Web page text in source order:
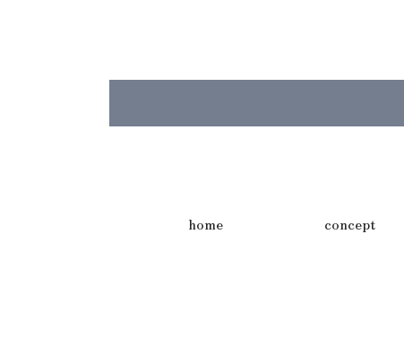
home concept